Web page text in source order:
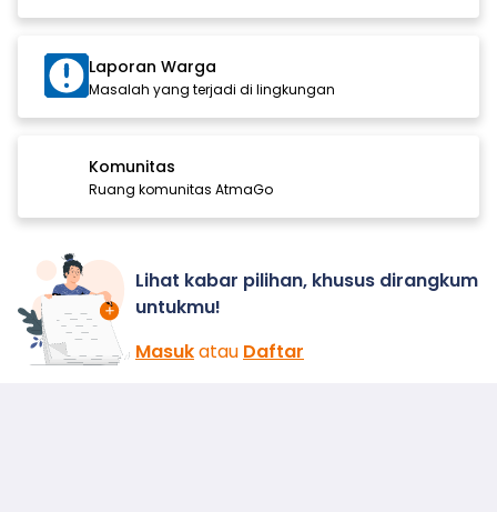
Laporan Warga
Masalah yang terjadi di lingkungan
Komunitas
Ruang komunitas AtmaGo
Lihat kabar pilihan, khusus dirangkum
untukmu!
Masukatau Daftar